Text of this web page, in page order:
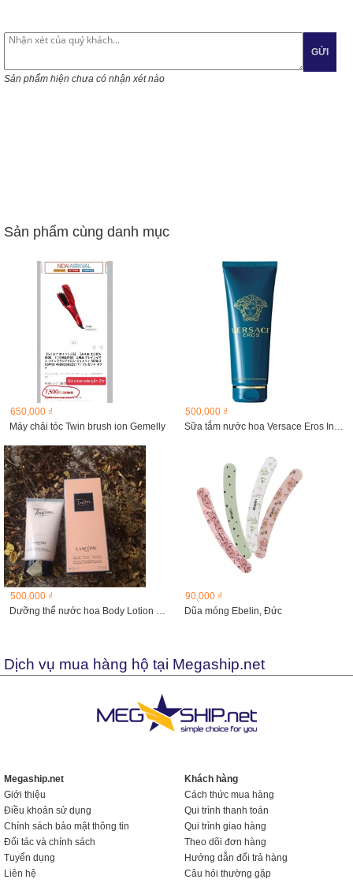
GỬI
Sản phẩm hiện chưa có nhận xét nào
Sản phẩm cùng danh mục
650,000 ₫
Máy chải tóc Twin brush ion Gemelly
500,000 ₫
500,000 ₫
90,000 ₫
Dũa móng Ebelin, Đức
Dịch vụ mua hàng hộ tại Megaship.net
Megaship.net
Giới thiệu
Điều khoản sử dụng
Chính sách bảo mật thông tin
Đối tác và chính sách
Tuyển dụng
Liên hệ
Khách hàng
Cách thức mua hàng
Qui trình thanh toán
Qui trình giao hàng
Theo dõi đơn hàng
Hướng dẫn đổi trả hàng
Câu hỏi thường gặp